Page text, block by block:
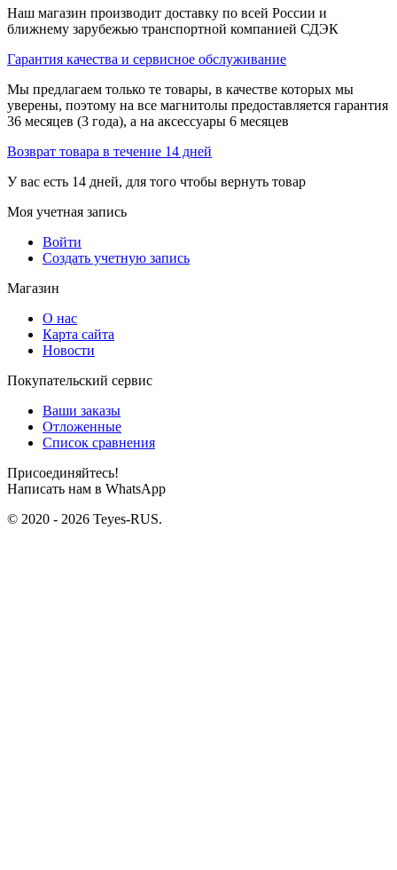
Наш магазин производит доставку по всей России и
ближнему зарубежью транспортной компанией СДЭК
Гарантия качества и сервисное обслуживание
Мы предлагаем только те товары, в качестве которых мы
уверены, поэтому на все магнитолы предоставляется гарантия
36 месяцев (3 года), а на аксессуары 6 месяцев
Возврат товара в течение 14 дней
У вас есть 14 дней, для того чтобы вернуть товар
Моя учетная запись
Войти
Создать учетную запись
Магазин
О нас
Карта сайта
Новости
Покупательский сервис
Ваши заказы
Отложенные
Список сравнения
Присоединяйтесь!
Написать нам в WhatsApp
© 2020 - 2026 Teyes-RUS.